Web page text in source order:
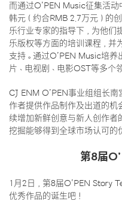
而通过O’PEN Music征集活
韩元（约合RMB 2.7万元）的
乐行业专家的指导下，为他们
乐版权等方面的培训课程，并
支持。通过O’PEN Music培
片、电视剧、电影OST等多个
CJ ENM O’PEN事业组组长南
作者提供作品制作及出道的机
续增加新鲜创意与新人创作者
挖掘能够得到全球市场认可的
第8届
1月2日，第8届O’PEN Story
优秀作品的诞生吧！